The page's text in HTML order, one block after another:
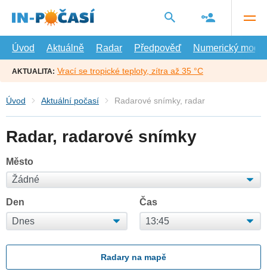
hlavní
Úvod
Aktuálně Radar Předpověď Numerický model
AKTUALITA: Vrací se tropické teploty, zítra až 35 °C
Úvod Aktuální počasí Radarové snímky, radar
Radar, radarové snímky
Město
Den Čas
Radary na mapě